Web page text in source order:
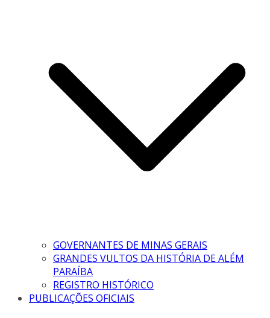
GOVERNANTES DE MINAS GERAIS
GRANDES VULTOS DA HISTÓRIA DE ALÉM
PARAÍBA
REGISTRO HISTÓRICO
PUBLICAÇÕES OFICIAIS